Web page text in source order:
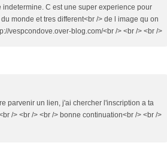
C est une super experience pour
monde et tres different<br /> de l image qu on
vespcondove.over-blog.com/<br /> <br /> <br />
parvenir un lien, j'ai chercher l'inscription a ta
/> <br /> <br /> bonne continuation<br /> <br />